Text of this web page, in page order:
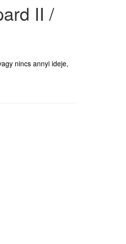
II /
nincs annyi ideje,